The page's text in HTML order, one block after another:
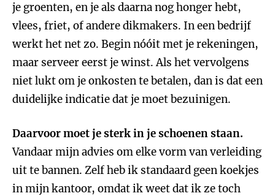
je groenten, en je als daarna nog honger hebt,
vlees, friet, of andere dikmakers. In een bedrijf
werkt het net zo. Begin nóóit met je rekeningen,
maar serveer eerst je winst. Als het vervolgens
niet lukt om je onkosten te betalen, dan is dat een
duidelijke indicatie dat je moet bezuinigen.
Daarvoor moet je sterk in je schoenen staan.
Vandaar mijn advies om elke vorm van verleiding
uit te bannen. Zelf heb ik standaard geen koekjes
in mijn kantoor, omdat ik weet dat ik ze toch